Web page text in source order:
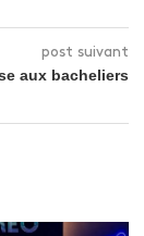
post suivant
aux bacheliers